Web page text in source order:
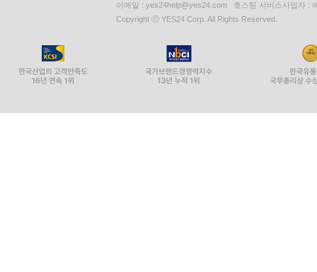
이메일 : yes24help@yes24.com 호스팅 서비스사업자 :
Copyright ⓒ YES24 Corp. All Rights Reserved.